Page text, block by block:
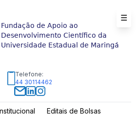
Fundação de Apoio ao
Desenvolvimento Científico da
Universidade Estadual de Maringá
Telefone:
44 30114462
Editais de Bolsas
☰